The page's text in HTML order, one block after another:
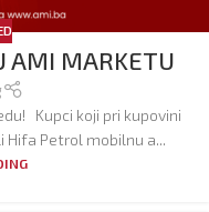
AMI MARKETU
Kupci koji pri kupovini
Hifa Petrol mobilnu a...